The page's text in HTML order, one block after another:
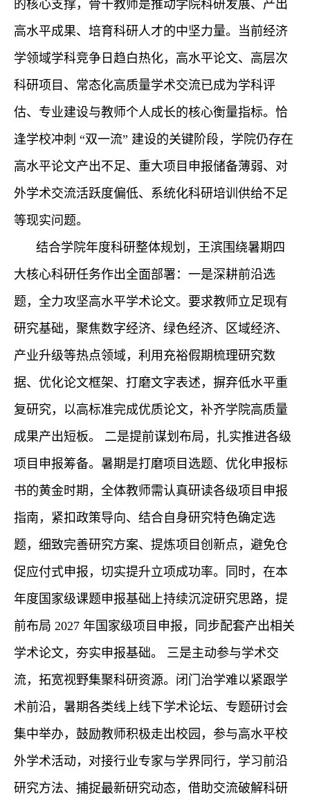
的核心支撑，骨干教师是推动学院科研发展、产出
高水平成果、培育科研人才的中坚力量。当前经济
学领域学科竞争日趋白热化，高水平论文、高层次
科研项目、常态化高质量学术交流已成为学科评
估、专业建设与教师个人成长的核心衡量指标。恰
逢学校冲刺 “双一流” 建设的关键阶段，学院仍存在
高水平论文产出不足、重大项目申报储备薄弱、对
外学术交流活跃度偏低、系统化科研培训供给不足
等现实问题。
结合学院年度科研整体规划， 王滨 围绕暑期四
大核心科研任务作出全面部署：一是深耕前沿选
题，全力攻坚高水平学术论文。要求教师立足现有
研究基础，聚焦数字经济、绿色经济、区域经济、
产业升级等热点领域，利用充裕假期梳理研究数
据、优化论文框架、打磨文字表述，摒弃低水平重
复研究，以高标准完成优质论文，补齐学院高质量
成果产出短板。
二是提前谋划布局，扎实推进各级
项目申报筹备。暑期是打磨项目选题、优化申报标
书的黄金时期，全体教师需认真研读各级项目申报
指南，紧扣政策导向、结合自身研究特色确定选
题，细致完善研究方案、提炼项目创新点，避免仓
促应付式申报，切实提升立项成功率。同时，在本
年度国家级课题申报基础上持续沉淀研究思路，提
前布局 2027 年国家级项目申报，同步配套产出相关
学术论文，夯实申报基础。 三是主动参与学术交
流，拓宽视野集聚科研资源。闭门治学难以紧跟学
术前沿，暑期各类线上线下学术论坛、专题研讨会
集中举办，鼓励教师积极走出校园，参与高水平校
外学术活动，对接行业专家与学界同行，学习前沿
研究方法、捕捉最新研究动态，借助交流破解科研